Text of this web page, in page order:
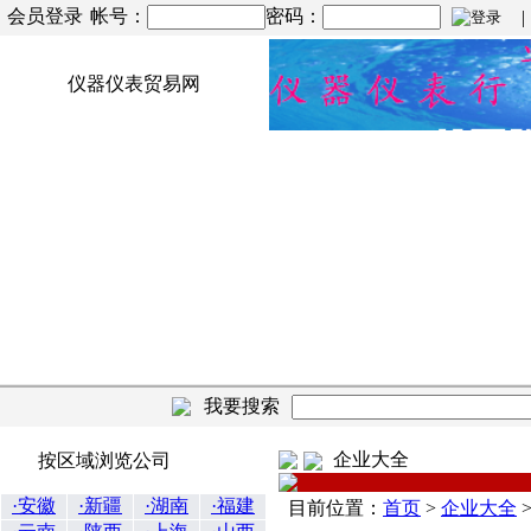
会员登录 帐号： 密码： |
仪器仪表贸易网
我要搜索
按区域浏览公司
·安徽 ·新疆 ·湖南
·福建
企业大全
目前位置： 首页 > 企业大全